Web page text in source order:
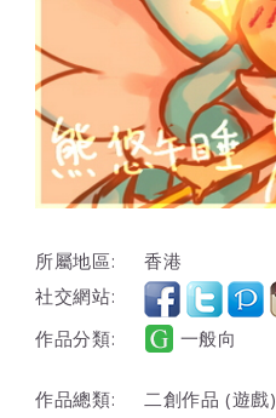
所屬地區:
香港
社交網站:
作品分類:
一般向
作品總類: 二創作品 (遊戲)